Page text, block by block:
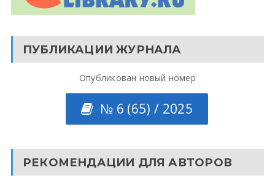
ПУБЛИКАЦИИ ЖУРНАЛА
Опубликован новый номер
№ 6 (65) / 2025
РЕКОМЕНДАЦИИ ДЛЯ АВТОРОВ